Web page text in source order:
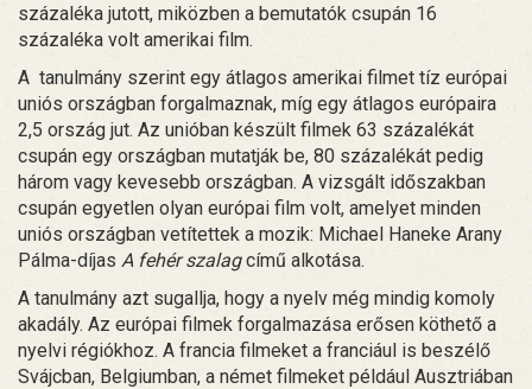
százaléka jutott, miközben a bemutatók csupán 16
százaléka volt amerikai film.
A tanulmány szerint egy átlagos amerikai filmet tíz európai
uniós országban forgalmaznak, míg egy átlagos európaira
2,5 ország jut. Az unióban készült filmek 63 százalékát
csupán egy országban mutatják be, 80 százalékát pedig
három vagy kevesebb országban. A vizsgált időszakban
csupán egyetlen olyan európai film volt, amelyet minden
uniós országban vetítettek a mozik: Michael Haneke Arany
Pálma-díjas A fehér szalagcímű alkotása.
A tanulmány azt sugallja, hogy a nyelv még mindig komoly
akadály. Az európai filmek forgalmazása erősen köthető a
nyelvi régiókhoz. A francia filmeket a franciául is beszélő
Svájcban, Belgiumban, a német filmeket például Ausztriában